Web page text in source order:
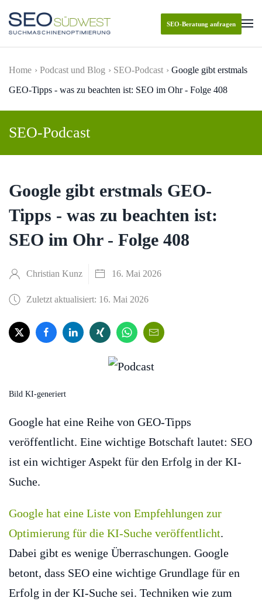
Skip to main content
SEO-Beratung anfragen
Home Podcast und Blog SEO-Podcast
Google gibt erstmals
GEO-Tipps - was zu beachten ist: SEO im Ohr - Folge 408
SEO-Podcast
Google gibt erstmals GEO-
Tipps - was zu beachten ist:
SEO im Ohr - Folge 408
Christian Kunz 16. Mai 2026
Zuletzt aktualisiert: 16. Mai 2026
Bild KI-generiert
Google hat eine Reihe von GEO-Tipps
veröffentlicht. Eine wichtige Botschaft lautet: SEO
ist ein wichtiger Aspekt für den Erfolg in der KI-
Suche.
Google hat eine Liste von Empfehlungen zur
Optimierung für die KI-Suche veröffentlicht.
Dabei gibt es wenige Überraschungen. Google
betont, dass SEO eine wichtige Grundlage für en
Erfolg in der KI-Suche sei. Techniken wie zum